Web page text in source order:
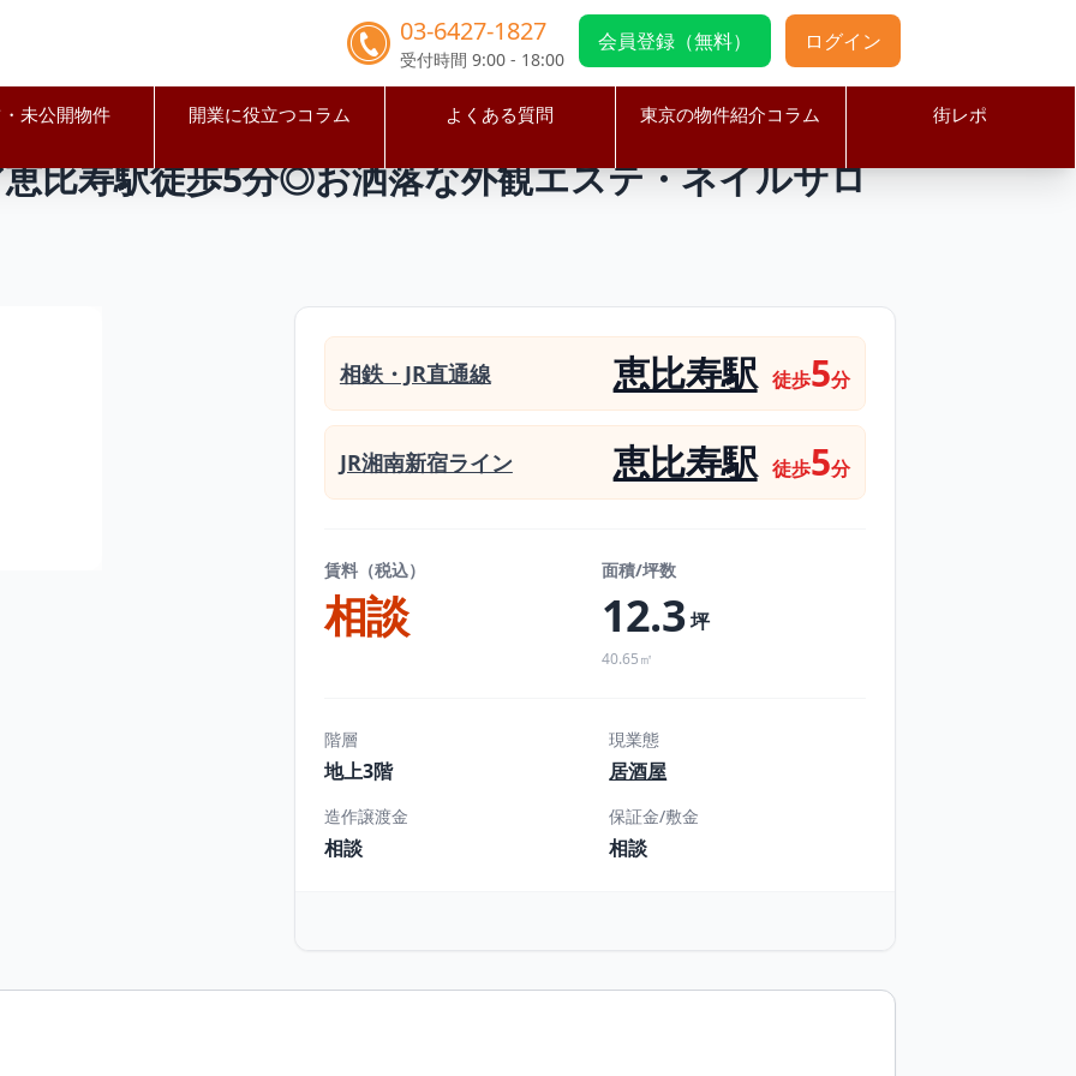
03-6427-1827
受付時間 9:00 - 18:00
会員登録（無料） ログイン
未公開物件 開業に役立つコラム よくある質問 東京の物件紹介コラム 街レポ
恵比寿駅 【渋谷区】人気エリア恵比寿駅徒歩5分◎お洒落な外観エステ・ネイルサロン向き物件！
比寿駅徒歩5分◎お洒落な外観エステ・ネイルサロ
相鉄・JR直通線 恵比寿駅 徒歩5分
JR湘南新宿ライン 恵比寿駅 徒歩5分
賃料（税込）
相談
面積/坪数
12.3坪
40.65㎡
階層
地上3階
現業態
居酒屋
造作譲渡金
相談
保証金/敷金
相談